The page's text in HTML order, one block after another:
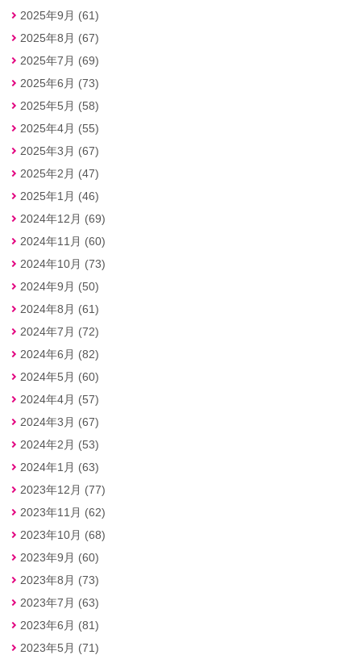
2025年9月 (61)
2025年8月 (67)
2025年7月 (69)
2025年6月 (73)
2025年5月 (58)
2025年4月 (55)
2025年3月 (67)
2025年2月 (47)
2025年1月 (46)
2024年12月 (69)
2024年11月 (60)
2024年10月 (73)
2024年9月 (50)
2024年8月 (61)
2024年7月 (72)
2024年6月 (82)
2024年5月 (60)
2024年4月 (57)
2024年3月 (67)
2024年2月 (53)
2024年1月 (63)
2023年12月 (77)
2023年11月 (62)
2023年10月 (68)
2023年9月 (60)
2023年8月 (73)
2023年7月 (63)
2023年6月 (81)
2023年5月 (71)